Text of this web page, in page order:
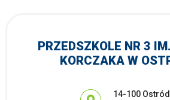
PRZEDSZKOLE NR 3
KORCZAKA W
Adres
14-100